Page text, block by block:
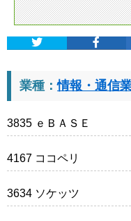
業種：情報・通信
3835 ｅＢＡＳＥ
4167 ココペリ
3634 ソケッツ